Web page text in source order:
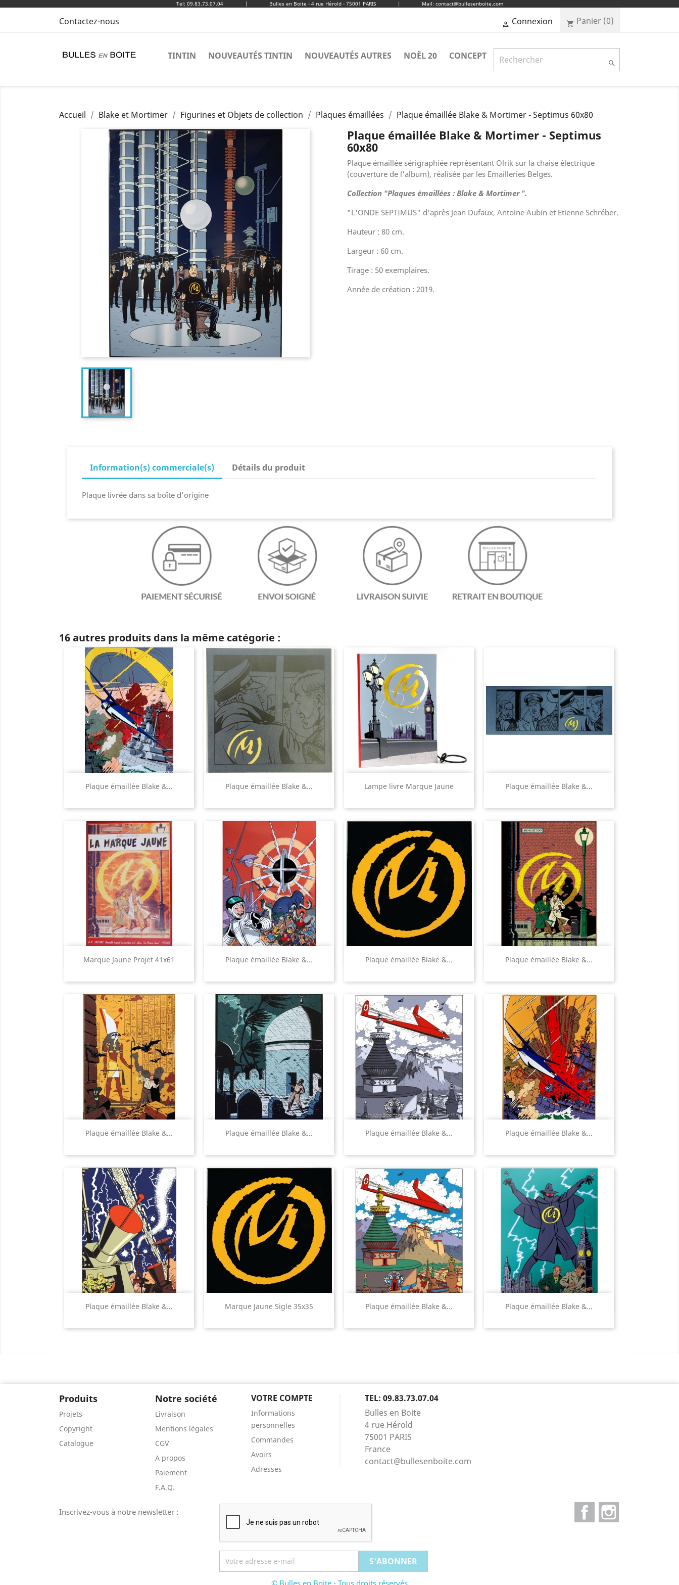
Tel: 09.83.73.07.04 | Bulles en Boite - 4 rue Hérold - 75001 PARIS | Mail: contact@bullesenboite.com
Contactez-nous  Connexion shopping_cart Panier (0)
TINTIN NOUVEAUTÉS TINTIN NOUVEAUTÉS AUTRES NOËL 20 CONCEPT

Accueil Blake et Mortimer Figurines et Objets de collection Plaques émaillées Plaque émaillée Blake & Mortimer - Septimus 60x80
Plaque émaillée Blake & Mortimer - Septimus
60x80
Plaque émaillée sérigraphiée représentant Olrik sur la chaise électrique
(couverture de l'album), réalisée par les Emailleries Belges.
Collection "Plaques émaillées : Blake & Mortimer ".
"L'ONDE SEPTIMUS" d'après Jean Dufaux, Antoine Aubin et Etienne Schréber.
Hauteur : 80 cm.
Largeur : 60 cm.
Tirage : 50 exemplaires.
Année de création : 2019.
Information(s) commerciale(s) Détails du produit
Plaque livrée dans sa boîte d'origine
16 autres produits dans la même catégorie :
Plaque émaillée Blake &...
Aperçu rapide Plaque émaillée Blake &...
Aperçu rapide Lampe livre Marque Jaune
Aperçu rapide Plaque émaillée Blake &...
Aperçu rapide
Marque Jaune Projet 41x61
Aperçu rapide Plaque émaillée Blake &...
Aperçu rapide Plaque émaillée Blake &...
Aperçu rapide Plaque émaillée Blake &...
Aperçu rapide
Plaque émaillée Blake &...
Aperçu rapide Plaque émaillée Blake &...
Aperçu rapide Plaque émaillée Blake &...
Aperçu rapide Plaque émaillée Blake &...
Aperçu rapide
Plaque émaillée Blake &...
Aperçu rapide Marque Jaune Sigle 35x35
Aperçu rapide Plaque émaillée Blake &...
Aperçu rapide Plaque émaillée Blake &...
Aperçu rapide
Produits
Projets
Copyright
Catalogue
Notre société
Livraison
Mentions légales
CGV
A propos
Paiement
F.A.Q.
VOTRE COMPTE
Informations
personnelles
Commandes
Avoirs
Adresses
TEL: 09.83.73.07.04
Bulles en Boite
4 rue Hérold
75001 PARIS
France
contact@bullesenboite.com
Inscrivez-vous à notre newsletter : Facebook
© Bulles en Boite - Tous droits réservés